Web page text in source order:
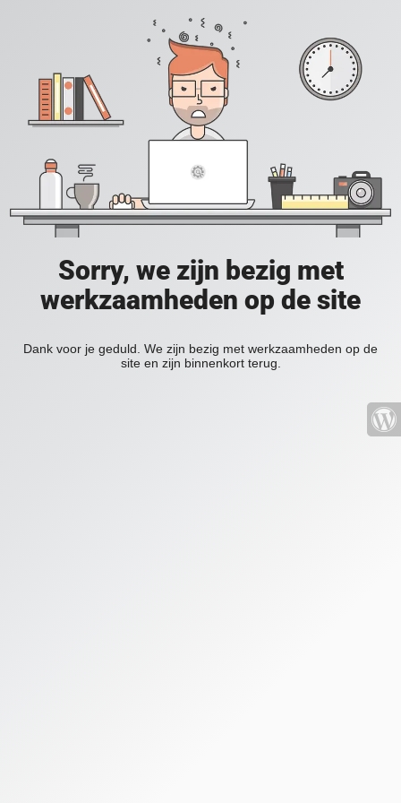
Sorry, we zijn bezig met
werkzaamheden op de site
Dank voor je geduld. We zijn bezig met werkzaamheden op de
site en zijn binnenkort terug.